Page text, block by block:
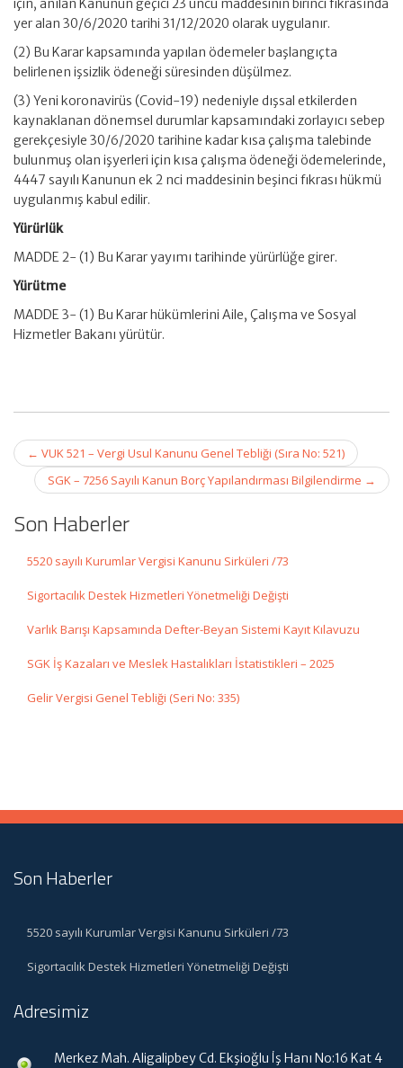
için, anılan Kanunun geçici 23 üncü maddesinin birinci fıkrasında
yer alan 30/6/2020 tarihi 31/12/2020 olarak uygulanır.
(2) Bu Karar kapsamında yapılan ödemeler başlangıçta
belirlenen işsizlik ödeneği süresinden düşülmez.
(3) Yeni koronavirüs (Covid-19) nedeniyle dışsal etkilerden
kaynaklanan dönemsel durumlar kapsamındaki zorlayıcı sebep
gerekçesiyle 30/6/2020 tarihine kadar kısa çalışma talebinde
bulunmuş olan işyerleri için kısa çalışma ödeneği ödemelerinde,
4447 sayılı Kanunun ek 2 nci maddesinin beşinci fıkrası hükmü
uygulanmış kabul edilir.
Yürürlük
MADDE 2- (1) Bu Karar yayımı tarihinde yürürlüğe girer.
Yürütme
MADDE 3- (1) Bu Karar hükümlerini Aile, Çalışma ve Sosyal
Hizmetler Bakanı yürütür.
Post
navigation
← VUK 521 – Vergi Usul Kanunu Genel Tebliği (Sıra No: 521)
SGK – 7256 Sayılı Kanun Borç Yapılandırması Bilgilendirme →
Son Haberler
5520 sayılı Kurumlar Vergisi Kanunu Sirküleri /73
Sigortacılık Destek Hizmetleri Yönetmeliği Değişti
Varlık Barışı Kapsamında Defter-Beyan Sistemi Kayıt Kılavuzu
SGK İş Kazaları ve Meslek Hastalıkları İstatistikleri – 2025
Gelir Vergisi Genel Tebliği (Seri No: 335)
Son Haberler
5520 sayılı Kurumlar Vergisi Kanunu Sirküleri /73
Sigortacılık Destek Hizmetleri Yönetmeliği Değişti
Adresimiz
Merkez Mah. Aligalipbey Cd. Ekşioğlu İş Hanı No:16 Kat 4